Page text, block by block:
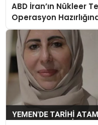
ABD İran’ın Nükleer
Operasyon